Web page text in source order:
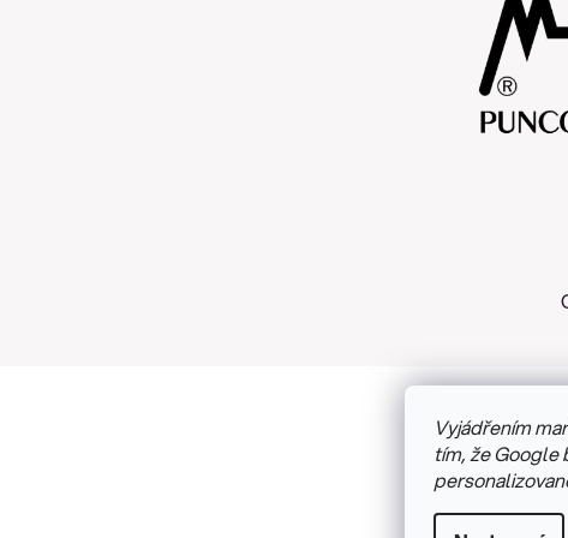
Vyjádřením
tím, že Google
Copyright